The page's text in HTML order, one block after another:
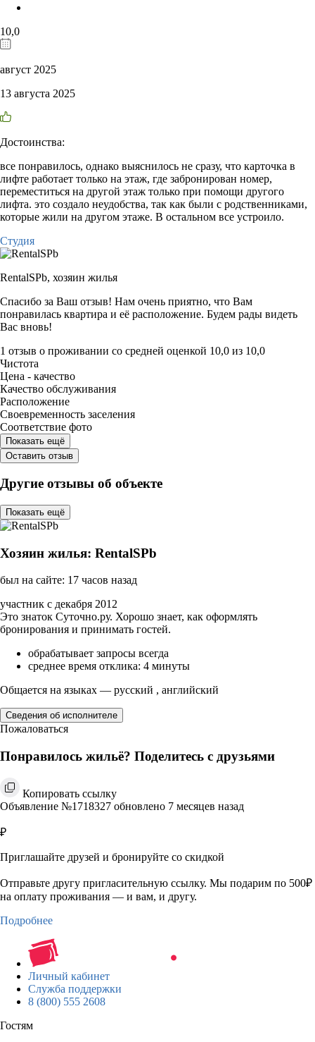
10,0
август 2025
13 августа 2025
Достоинства:
все понравилось, однако выяснилось не сразу, что карточка в
лифте работает только на этаж, где забронирован номер,
переместиться на другой этаж только при помощи другого
лифта. это создало неудобства, так как были с родственниками,
которые жили на другом этаже. В остальном все устроило.
Студия
RentalSPb, хозяин жилья
Спасибо за Ваш отзыв! Нам очень приятно, что Вам
понравилась квартира и её расположение. Будем рады видеть
Вас вновь!
1 отзыв о проживании со средней оценкой 10,0 из 10,0
Чистота
Цена - качество
Качество обслуживания
Расположение
Своевременность заселения
Соответствие фото
Показать ещё
Оставить отзыв
Другие отзывы об объекте
Показать ещё
Хозяин жилья: RentalSPb
был на сайте: 17 часов назад
участник с декабря 2012
Это знаток Суточно.ру. Хорошо знает, как оформлять
бронирования и принимать гостей.
обрабатывает запросы всегда
среднее время отклика: 4 минуты
Общается на языках — русский , английский
Сведения об исполнителе
Пожаловаться
Понравилось жильё? Поделитесь с друзьями
Копировать ссылку
Объявление №1718327 обновлено 7 месяцев назад
₽
Приглашайте друзей и бронируйте со скидкой
Отправьте другу пригласительную ссылку. Мы подарим по 500₽
на оплату проживания — и вам, и другу.
Подробнее
Личный кабинет
Служба поддержки
8 (800) 555 2608
Гостям